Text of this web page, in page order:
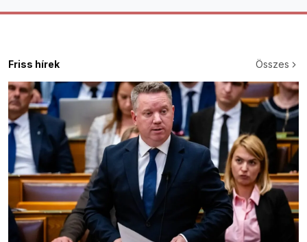
Friss hírek Összes